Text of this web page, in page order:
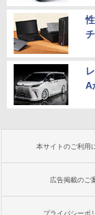
A
本サイトのご利用
広告掲載のご
プライバシーポ